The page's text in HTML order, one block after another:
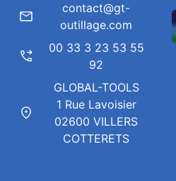
contact@gt-
outillage.com
00 33 3 23 53 55
92
GLOBAL-TOOLS
1 Rue Lavoisier
02600 VILLERS
COTTERETS